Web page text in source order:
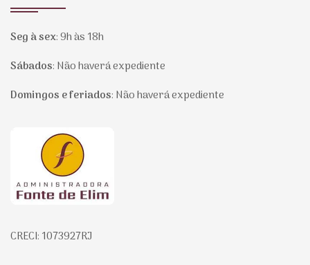
Seg à sex:9h às 18h
Sábados: Não haverá expediente
Domingos e feriados: Não haverá expediente
Página inicial
CRECI: 1073927RJ